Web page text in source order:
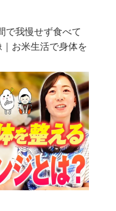
で我慢せず食べて
お米生活で身体を